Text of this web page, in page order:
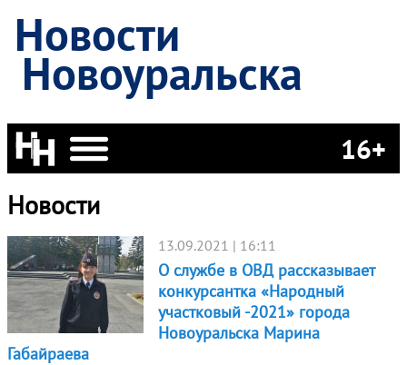
Новости
Новоуральска
16+
Новости
13.09.2021 | 16:11
О службе в ОВД рассказывает
конкурсантка «Народный
участковый -2021» города
Новоуральска Марина
Габайраева